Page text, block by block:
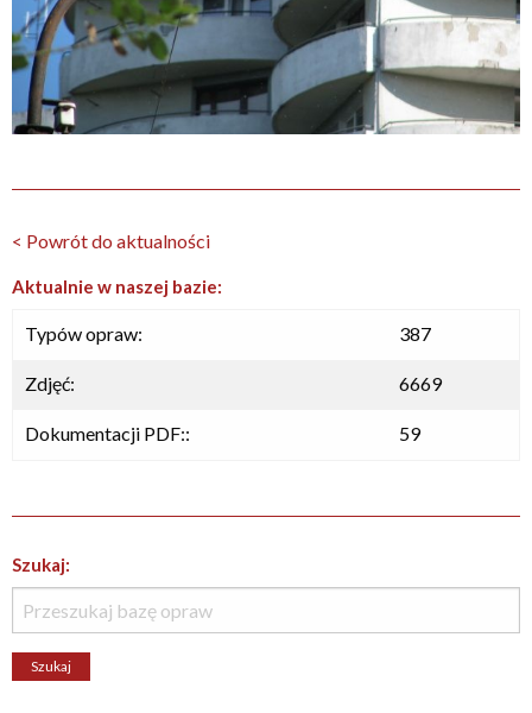
< Powrót do aktualności
Aktualnie w naszej bazie:
Typów opraw: 387
Zdjęć: 6669
Dokumentacji PDF:: 59
Szukaj: